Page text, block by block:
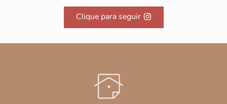
Clique para seguir